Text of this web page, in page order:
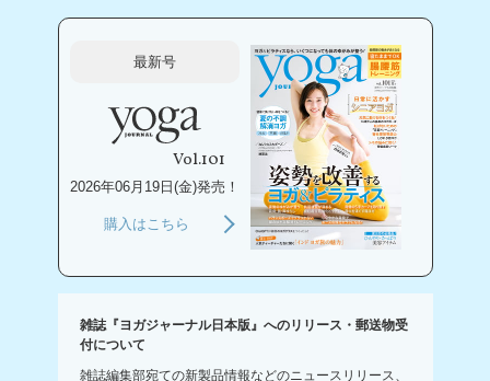
最新号
Vol.101
2026年06月19日(金)発売！
購入はこちら
雑誌『ヨガジャーナル日本版』へのリリース・郵送物受
付について
雑誌編集部宛ての新製品情報などのニュースリリース、